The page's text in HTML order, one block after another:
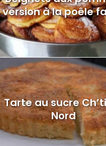
version à la poêle
Tarte au sucre
Nord